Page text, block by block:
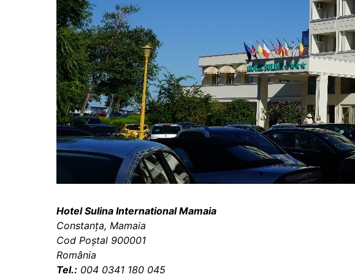
Hotel Sulina International Mamaia
Constanța, Mamaia
Cod Poștal 900001
România
Tel.: 004 0341 180 045